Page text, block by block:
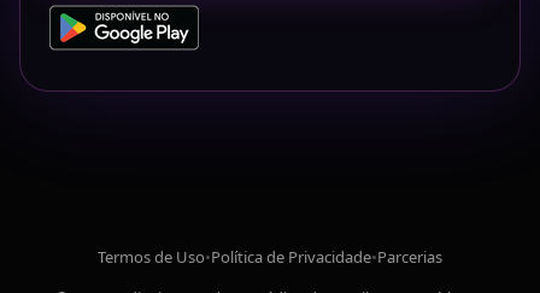
Termos de Uso•Política de Privacidade•Parcerias